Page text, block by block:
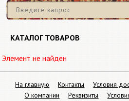
КАТАЛОГ ТОВАРОВ
Элемент не найден
На главную Контакты Условия
О компании
Реквизиты